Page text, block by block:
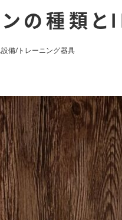
の種類
備/トレーニング器具